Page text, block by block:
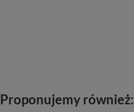
Proponujemy również: